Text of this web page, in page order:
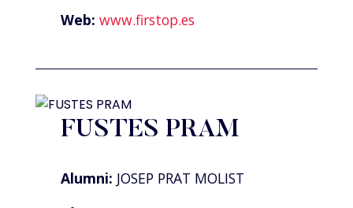
Web: www.firstop.es
FUSTES PRAM
Alumni: JOSEP PRAT MOLIST